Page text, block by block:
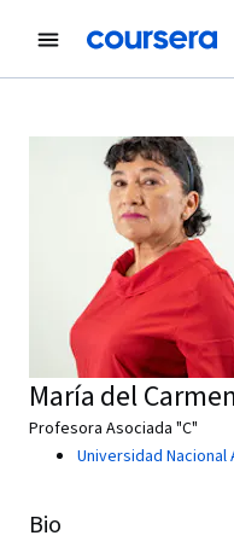
María del
Profesora Asociada "C"
Universidad
Bio